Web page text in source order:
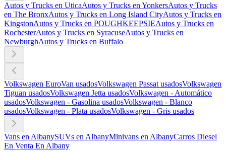
Autos y Trucks en UticaAutos y Trucks en YonkersAutos y Trucks
en The BronxAutos y Trucks en Long Island CityAutos y Trucks en
KingstonAutos y Trucks en POUGHKEEPSIEAutos y Trucks en
RochesterAutos y Trucks en SyracuseAutos y Trucks en
NewburghAutos y Trucks en Buffalo
Volkswagen EuroVan usadosVolkswagen Passat usadosVolkswagen
Tiguan usadosVolkswagen Jetta usadosVolkswagen - Automático
usadosVolkswagen - Gasolina usadosVolkswagen - Blanco
usadosVolkswagen - Plata usadosVolkswagen - Gris usados
Vans en AlbanySUVs en AlbanyMinivans en AlbanyCarros Diesel
En Venta En Albany